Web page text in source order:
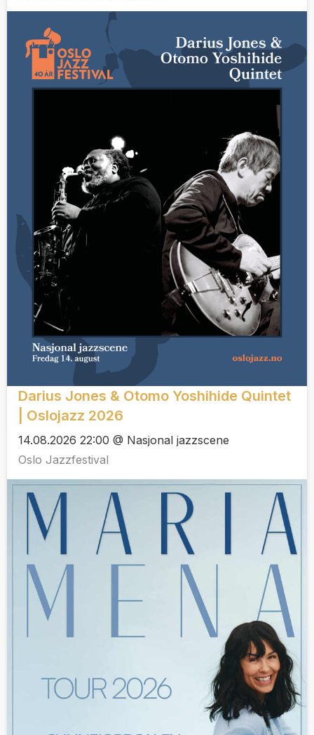
Darius Jones & Otomo Yoshihide Quintet
| Oslojazz 2026
14.08.2026 22:00 @ Nasjonal jazzscene
Oslo Jazzfestival